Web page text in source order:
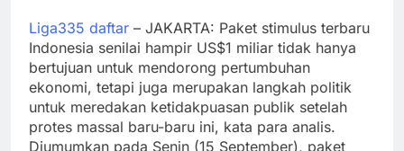
Liga335 daftar – JAKARTA: Paket stimulus terbaru
Indonesia senilai hampir US$1 miliar tidak hanya
bertujuan untuk mendorong pertumbuhan
ekonomi, tetapi juga merupakan langkah politik
untuk meredakan ketidakpuasan publik setelah
protes massal baru-baru ini, kata para analis.
Diumumkan pada Senin (15 September), paket